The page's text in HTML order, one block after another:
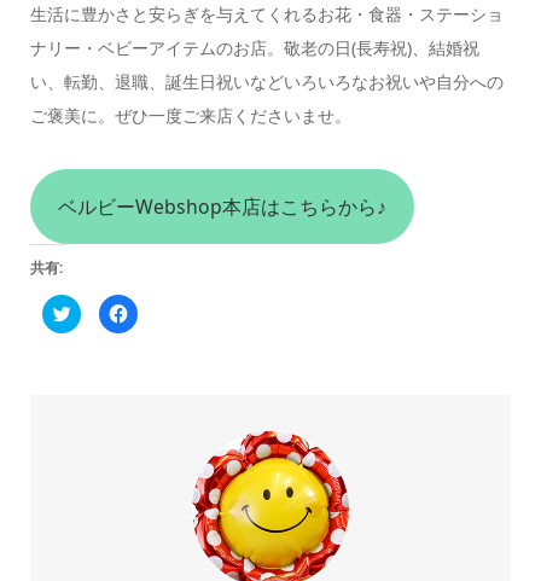
生活に豊かさと安らぎを与えてくれるお花・食器・ステーショ
ナリー・ベビーアイテムのお店。 敬老の日(長寿祝)、結婚祝
い、転勤、退職、誕生日祝いなどいろいろなお祝いや自分への
ご褒美に。 ぜひ一度ご来店くださいませ。
ベルビーWebshop本店はこちらから♪
共有:
ク
リ
Facebook
で